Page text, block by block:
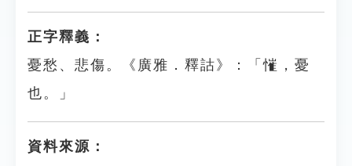
正字釋義：
憂愁、悲傷。《廣雅．釋詁》：「慛，憂
也。」
資料來源：